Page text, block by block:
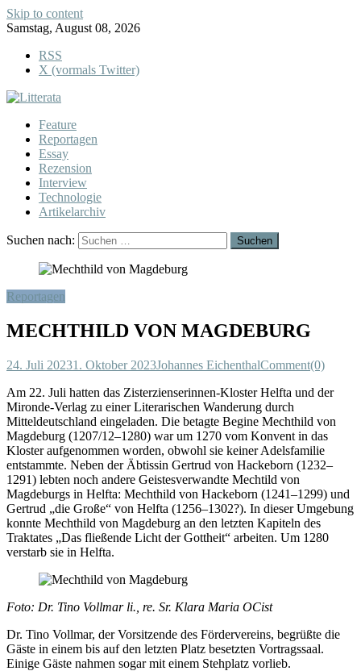
Skip to content
Samstag, August 08, 2026
RSS
X (vormals Twitter)
Feature
Reportagen
Essay
Rezension
Interview
Technologie
Artikelarchiv
Suchen nach:
Reportagen
MECHTHILD VON MAGDEBURG
24. Juli 20231. Oktober 2023Johannes EichenthalComment(0)
Am 22. Juli hatten das Zisterzienserinnen-Kloster Helfta und der
Mironde-Verlag zu einer Literarischen Wanderung durch
Mitteldeutschland eingeladen. Die betagte Begine Mechthild von
Magdeburg (1207/12–1280) war um 1270 vom Konvent in das
Kloster aufgenommen worden, obwohl sie keiner Adelsfamilie
entstammte. Neben der Äbtissin Gertrud von Hackeborn (1232–
1291) lebten noch andere Geistesverwandte Mechtild von
Magdeburgs in Helfta: Mechthild von Hackeborn (1241–1299) und
Gertrud „die Große“ von Helfta (1256–1302?). In dieser Umgebung
konnte Mechthild von Magdeburg an den letzten Kapiteln des
Traktates „Das fließende Licht der Gottheit“ arbeiten. Um 1280
verstarb sie in Helfta.
Foto: Dr. Tino Vollmar li., re. Sr. Klara Maria OCist
Dr. Tino Vollmar, der Vorsitzende des Fördervereins, begrüßte die
Gäste in einem bis auf den letzten Platz besetzten Vortragssaal.
Einige Gäste nahmen sogar mit einem Stehplatz vorlieb.